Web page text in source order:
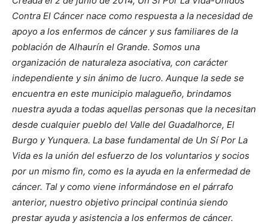
Contra El Cáncer nace como respuesta a la necesidad de
apoyo a los enfermos de cáncer y sus familiares de la
población de Alhaurín el Grande. Somos una
organización de naturaleza asociativa, con carácter
independiente y sin ánimo de lucro. Aunque la sede se
encuentra en este municipio malagueño, brindamos
nuestra ayuda a todas aquellas personas que la necesitan
desde cualquier pueblo del Valle del Guadalhorce, El
Burgo y Yunquera. La base fundamental de Un Sí Por La
Vida es la unión del esfuerzo de los voluntarios y socios
por un mismo fin, como es la ayuda en la enfermedad de
cáncer. Tal y como viene informándose en el párrafo
anterior, nuestro objetivo principal continúa siendo
prestar ayuda y asistencia a los enfermos de cáncer.